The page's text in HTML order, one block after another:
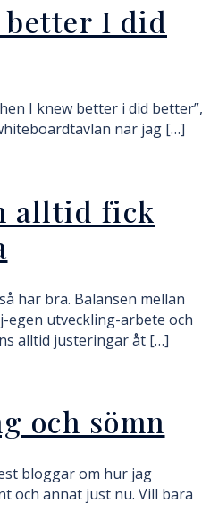
better I did
I knew better i did better”,
när jag […]
alltid fick
här bra. Balansen mellan
utveckling-arbete och
alltid justeringar åt […]
och sömn
bloggar om hur jag
och annat just nu. Vill bara